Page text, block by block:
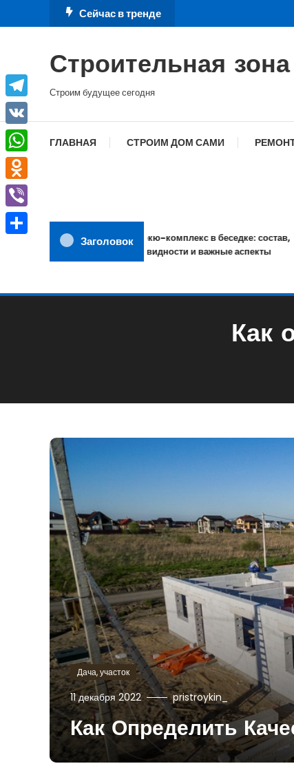
к
Сейчас в тренде
Строительная зона
Строим будущее сегодня
ГЛАВНАЯ СТРОИМ ДОМ САМИ
Заголовок
Барбекю-комплекс в беседке: состав,
разновидности и важные аспекты
Как
Дача, участок
11 декабря 2022 pristroykin_
Как Определить
Telegram
VK
WhatsApp
Odnoklassniki
Viber